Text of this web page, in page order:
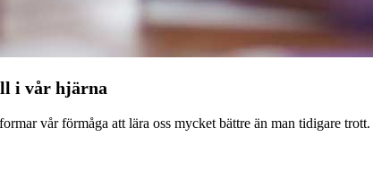
i vår hjärna
vår förmåga att lära oss mycket bättre än man tidigare trott.